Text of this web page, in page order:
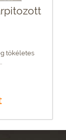
tökéletes